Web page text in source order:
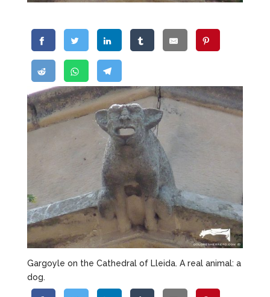
Gargoyle on the Cathedral of Lleida. A real animal: a
dog.